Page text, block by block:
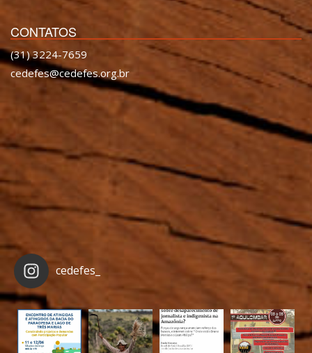
CONTATOS
(31) 3224-7659
cedefes@cedefes.org.br
cedefes_